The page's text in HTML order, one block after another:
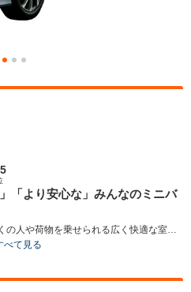
5
「より安心な」みんなのミニバ
の人や荷物を乗せられる広く快適な室内
さを徹底して追求し、トヨタの屋台骨を
べて見る